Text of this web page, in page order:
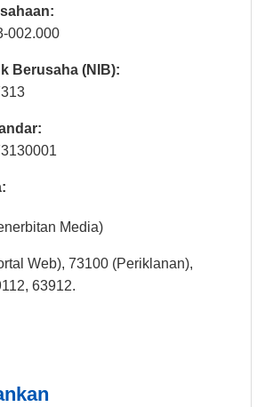
002.000
Berusaha (NIB):
Media)
Web), 73100 (Periklanan),
63912.